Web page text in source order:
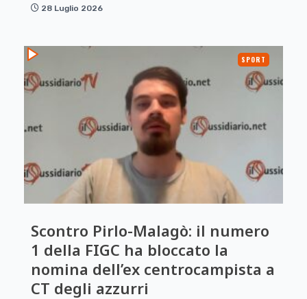
28 Luglio 2026
SPORT
Scontro Pirlo-Malagò: il numero
1 della FIGC ha bloccato la
nomina dell’ex centrocampista a
CT degli azzurri